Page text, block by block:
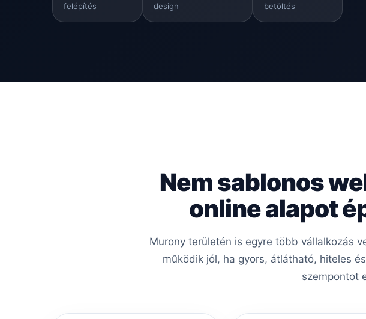
felépítés design betöltés
Nem sablonos
online alapot
Murony területén is egyre több vállalkozás
működik jól, ha gyors, átlátható, hiteles
szempontot